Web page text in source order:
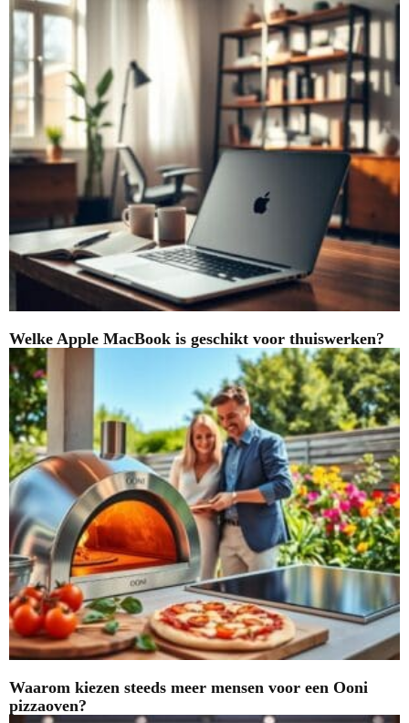
Welke Apple MacBook is geschikt voor thuiswerken?
Waarom kiezen steeds meer mensen voor een Ooni
pizzaoven?